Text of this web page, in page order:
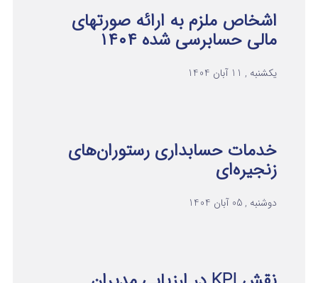
اشخاص ملزم به ارائه صورتهای
مالی حسابرسی شده ۱۴۰۴
یکشنبه , 11 آبان 1404
خدمات حسابداری رستوران‌های
زنجیره‌ای
دوشنبه , 05 آبان 1404